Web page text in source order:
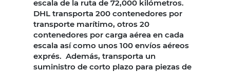
escala de la ruta de 72,000 kilómetros.
DHL transporta 200 contenedores por
transporte marítimo, otros 20
contenedores por carga aérea en cada
escala así como unos 100 envíos aéreos
exprés. Además, transporta un
suministro de corto plazo para piezas de